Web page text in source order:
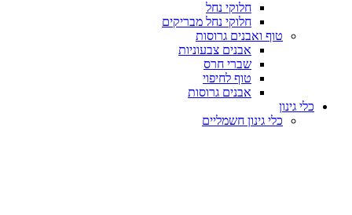
חלוקי נחל
חלוקי נחל מבריקים
טוף ואבנים גרוסות
אבנים צבעוניות
שברי חרס
טוף לחיפוי
אבנים גרוסות
כלי גינון
כלי גינון חשמליים